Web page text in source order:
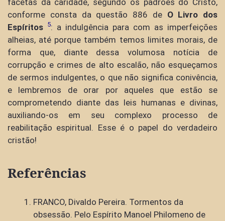
facetas da caridade, segundo os padrões do Cristo,
conforme consta da questão 886 de O Livro dos
Espíritos 5: a indulgência para com as imperfeições
alheias, até porque também temos limites morais, de
forma que, diante dessa volumosa notícia de
corrupção e crimes de alto escalão, não esqueçamos
de sermos indulgentes, o que não significa conivência,
e lembremos de orar por aqueles que estão se
comprometendo diante das leis humanas e divinas,
auxiliando-os em seu complexo processo de
reabilitação espiritual. Esse é o papel do verdadeiro
cristão!
Referências
FRANCO, Divaldo Pereira. Tormentos da
obsessão. Pelo Espírito Manoel Philomeno de